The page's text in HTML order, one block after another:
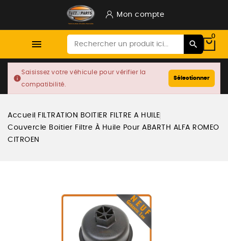
Mon compte

0
info
Saisissez votre véhicule pour vérifier la
compatibilité.
Sélectionner
Accueil FILTRATION
BOITIER FILTRE A HUILE
Couvercle Boitier Filtre À Huile Pour ABARTH ALFA ROMEO
CITROEN